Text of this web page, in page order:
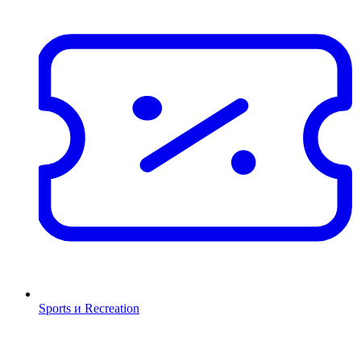
Sports и Recreation